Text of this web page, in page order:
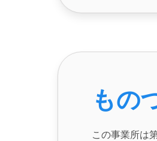
もの
この事業所は